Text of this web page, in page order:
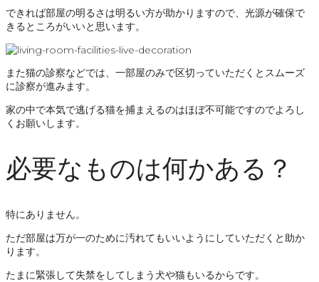
できれば部屋の明るさは明るい方が助かりますので、光源が確保で
きるところがいいと思います。
また猫の診察などでは、一部屋のみで区切っていただくとスムーズ
に診察が進みます。
家の中で本気で逃げる猫を捕まえるのはほぼ不可能ですのでよろし
くお願いします。
必要なものは何かある？
特にありません。
ただ部屋は万が一のために汚れてもいいようにしていただくと助か
ります。
たまに緊張して失禁をしてしまう犬や猫もいるからです。